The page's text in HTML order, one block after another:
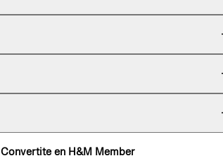
Convertite en H&M Member